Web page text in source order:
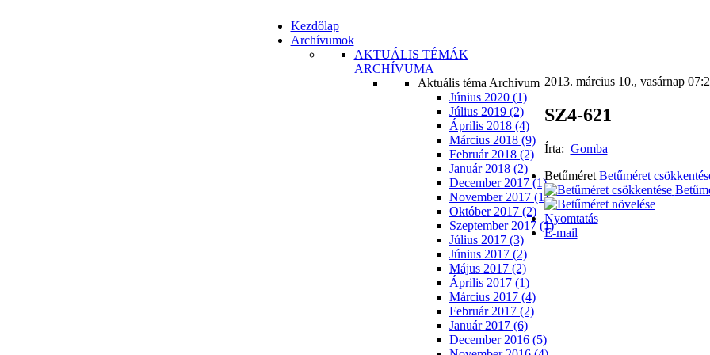
Kezdőlap
Archívumok
AKTUÁLIS TÉMÁK
ARCHÍVUMA
Aktuális téma Archivum
Június 2020 (1)
Július 2019 (2)
Április 2018 (4)
Március 2018 (9)
Február 2018 (2)
Január 2018 (2)
December 2017 (1)
November 2017 (1)
Október 2017 (2)
Szeptember 2017 (1)
Július 2017 (3)
Június 2017 (2)
Május 2017 (2)
Április 2017 (1)
Március 2017 (4)
Február 2017 (2)
Január 2017 (6)
December 2016 (5)
2013. március 10., vasárnap
SZ4-621
Írta: Gomba
Betűméret Betűméret
Nyomtatás
E-mail